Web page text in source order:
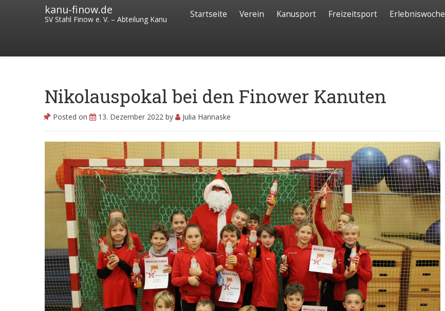
kanu-finow.de
SV Stahl Finow e. V. – Abteilung Kanu Startseite Verein Kanusport Freizeitsport Erlebniswoche
Nikolauspokal bei den Finower Kanuten
Posted on 13. Dezember 2022 by Julia Hannaske